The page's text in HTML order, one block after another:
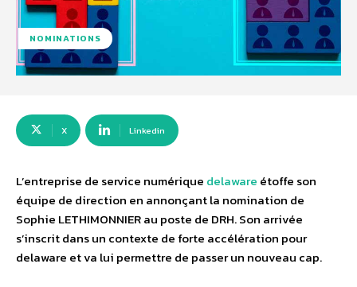
NOMINATIONS
X Linkedin
L’entreprise de service numérique delaware étoffe son
équipe de direction en annonçant la nomination de
Sophie LETHIMONNIER au poste de DRH. Son arrivée
s’inscrit dans un contexte de forte accélération pour
delaware et va lui permettre de passer un nouveau cap.